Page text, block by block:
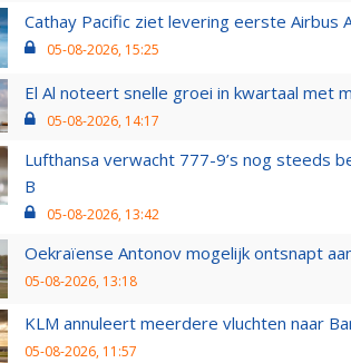
Cathay Pacific ziet levering eerste Airbus
05-08-2026, 15:25
El Al noteert snelle groei in kwartaal met
05-08-2026, 14:17
Lufthansa verwacht 777-9’s nog steeds
B
05-08-2026, 13:42
Oekraïense Antonov mogelijk ontsnapt
05-08-2026, 13:18
KLM annuleert meerdere vluchten naar
05-08-2026, 11:57